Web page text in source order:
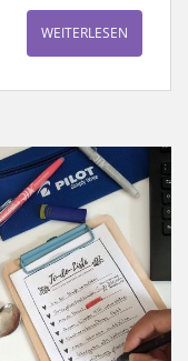
WEITERLESEN